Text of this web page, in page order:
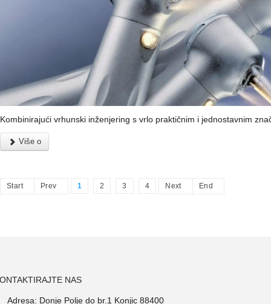
Kombinirajući vrhunski inženjering s vrlo praktičnim i jednostavnim
Više o
Start Prev 1 2 3 4 Next End
NAS
Adresa: Donje Polje do br.1 Konjic 88400